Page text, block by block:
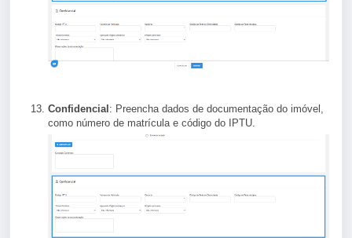
Confidencial : Preencha dados de documentação do imóvel,
como número de matrícula e código do IPTU.